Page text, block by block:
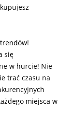
się
w hurcie! Nie
trać czasu na
miejsca w